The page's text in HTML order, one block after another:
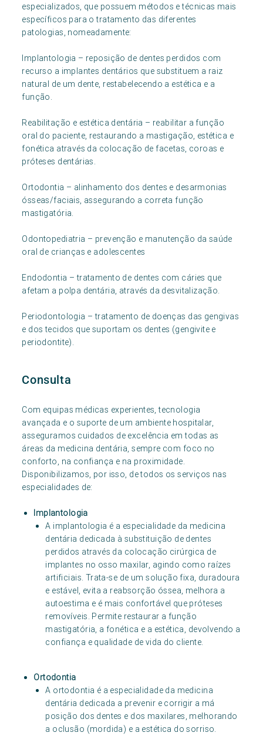
especializados, que possuem métodos e técnicas mais
específicos para o tratamento das diferentes
patologias, nomeadamente:
Implantologia – reposição de dentes perdidos com
recurso a implantes dentários que substituem a raiz
natural de um dente, restabelecendo a estética e a
função.
Reabilitação e estética dentária – reabilitar a função
oral do paciente, restaurando a mastigação, estética e
fonética através da colocação de facetas, coroas e
próteses dentárias.
Ortodontia – alinhamento dos dentes e desarmonias
ósseas/faciais, assegurando a correta função
mastigatória.
Odontopediatria – prevenção e manutenção da saúde
oral de crianças e adolescentes
Endodontia – tratamento de dentes com cáries que
afetam a polpa dentária, através da desvitalização.
Periodontologia – tratamento de doenças das gengivas
e dos tecidos que suportam os dentes (gengivite e
periodontite).
Consulta
Com equipas médicas experientes, tecnologia
avançada e o suporte de um ambiente hospitalar,
asseguramos cuidados de excelência em todas as
áreas da medicina dentária, sempre com foco no
conforto, na confiança e na proximidade.
Disponibilizamos, por isso, de todos os serviços nas
especialidades de:
Implantologia
A implantologia é a especialidade da medicina
dentária dedicada à substituição de dentes
perdidos através da colocação cirúrgica de
implantes no osso maxilar, agindo como raízes
artificiais. Trata-se de um solução fixa, duradoura
e estável, evita a reabsorção óssea, melhora a
autoestima e é mais confortável que próteses
removíveis. Permite restaurar a função
mastigatória, a fonética e a estética, devolvendo a
confiança e qualidade de vida do cliente.
Ortodontia
A ortodontia é a especialidade da medicina
dentária dedicada a prevenir e corrigir a má
posição dos dentes e dos maxilares, melhorando
a oclusão (mordida) e a estética do sorriso.